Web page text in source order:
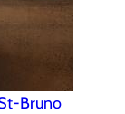
Bruno